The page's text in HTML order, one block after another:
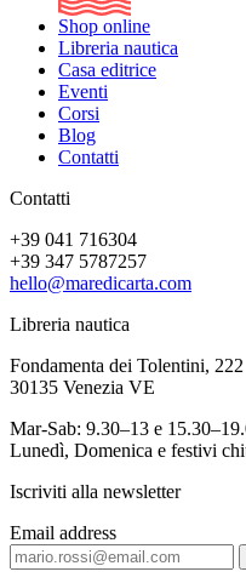
Shop online
Libreria nautica
Casa editrice
Eventi
Corsi
Blog
Contatti
Contatti
+39 041 716304
+39 347 5787257
hello@maredicarta.com
Libreria nautica
Fondamenta dei Tolentini, 222
30135 Venezia VE
Mar-Sab: 9.30–13 e
Lunedì, Domenica e festivi
Iscriviti alla newsletter
Email address